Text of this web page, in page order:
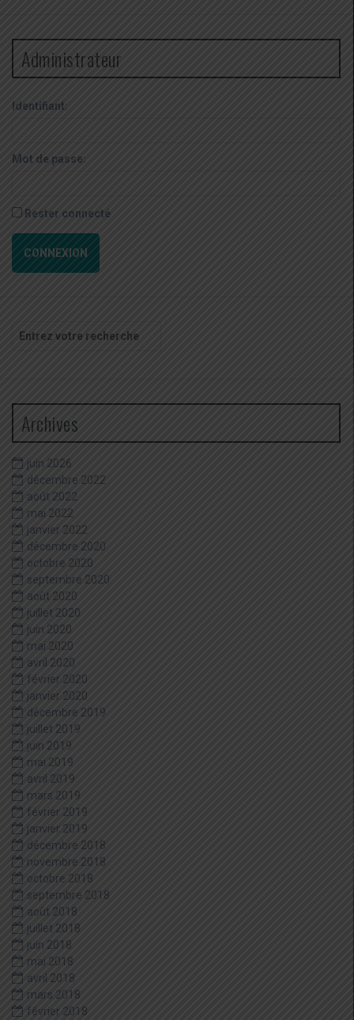
Administrateur
Identifiant:
Mot de passe:
Rester connecté
CONNEXION
pour
Archives
juin 2026
décembre 2022
août 2022
mai 2022
janvier 2022
décembre 2020
octobre 2020
septembre 2020
août 2020
juillet 2020
juin 2020
mai 2020
avril 2020
février 2020
janvier 2020
décembre 2019
juillet 2019
juin 2019
mai 2019
avril 2019
mars 2019
février 2019
janvier 2019
décembre 2018
novembre 2018
octobre 2018
septembre 2018
août 2018
juillet 2018
juin 2018
mai 2018
avril 2018
mars 2018
février 2018